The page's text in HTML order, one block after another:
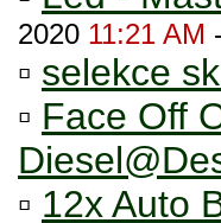
2020 11:21 AM
▫ selekce
▫ Face Off
▫ 12x Auto